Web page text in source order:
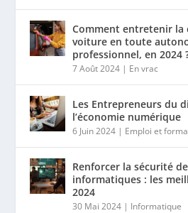
Comment entretenir la
voiture en toute
professionnel, en 2024
7 Août 2024 | En vrac
Les Entrepreneurs du
l’économie numérique
6 Juin 2024 | Emploi et
Renforcer la sécurité
informatiques : les
2024
30 Mai 2024 | Informatique